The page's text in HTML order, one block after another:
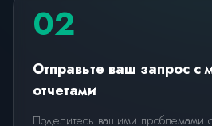
02
Отправьте ваш запрос с
отчетами
Поделитесь вашими проблемами